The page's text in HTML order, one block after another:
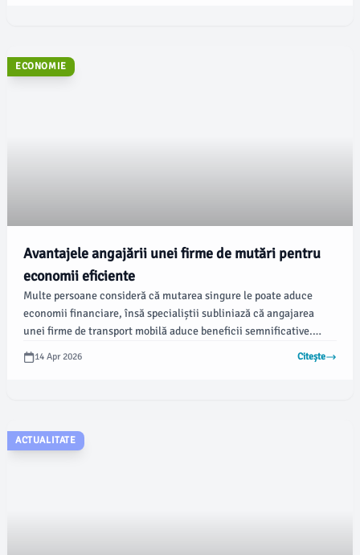
ECONOMIE
Avantajele angajării unei firme de mutări pentru
economii eficiente
Multe persoane consideră că mutarea singure le poate aduce
economii financiare, însă specialiștii subliniază că angajarea
unei firme de transport mobilă aduce beneficii semnificative.
Conform opiniabuzau.ro, alegerea unei companii profesioniste
poate transforma o experiență stresantă într-una ușor de
14 Apr 2026 Citește
ACTUALITATE